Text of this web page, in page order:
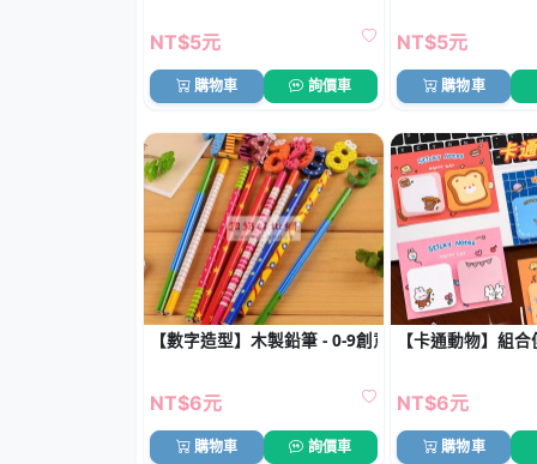
NT$5元
購物車 詢價車
NT$5元
購物車
【數字造型】木製鉛筆 - 0-9創意學習文具
NT$6元
購物車 詢價車
【卡通動物】組
NT$6元
購物車